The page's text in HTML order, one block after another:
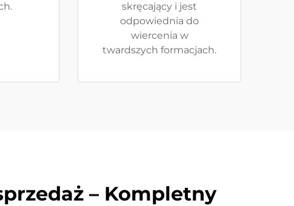
skręcający i jest
odpowiednia do
wiercenia w
twardszych formacjach.
– Kompletny